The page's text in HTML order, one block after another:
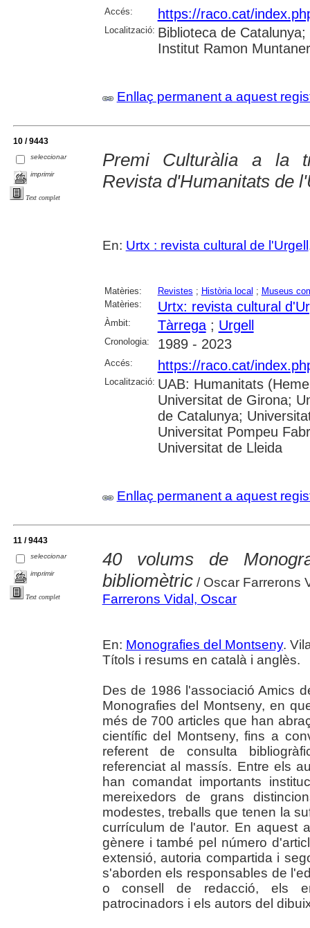
Accés: https://raco.cat/
Localització: Biblioteca de
Institut Ramon
Enllaç permanent a aquest
10 / 9443
seleccionar
imprimir
Text complet
Premi Culturàlia a la
Revista d'Humanitats de
En: Urtx : revista cultural de l'Urgell
Matèries: Revistes ; Història local ; Museus
Matèries:
Urtx: revista cultural
Àmbit: Tàrrega; Urgell
Cronologia: 1989 - 2023
Accés: https://raco.cat/
Localització: UAB: Humanitats
Universitat de Girona;
de Catalunya;
Universitat Pompeu
Universitat de Lleida
Enllaç permanent a aquest
11 / 9443
seleccionar
imprimir
Text complet
40 volums de
bibliomètric/ Oscar Farrerons
Farrerons Vidal, Oscar
En: Monografies del Montseny.
Títols i resums en català i anglès.
Des de 1986 l'associació Amics
Monografies del Montseny, en
més de 700 articles que han
científic del Montseny, fins a
referent de consulta
referenciat al massís. Entre els
han comandat importants
mereixedors de grans
modestes, treballs que tenen la
currículum de l'autor. En aquest
gènere i també pel número
extensió, autoria compartida i
s'aborden els responsables de
o consell de redacció, els
patrocinadors i els autors del